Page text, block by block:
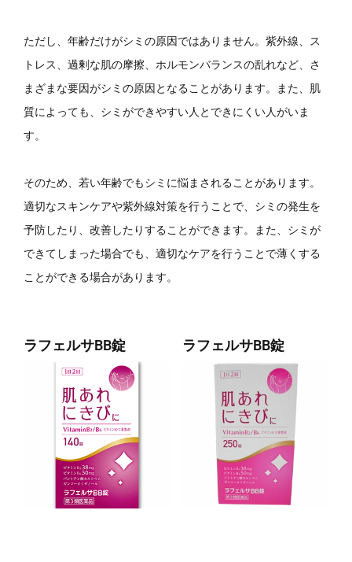
ただし、年齢だけがシミの原因ではありません。紫外線、ス
トレス、過剰な肌の摩擦、ホルモンバランスの乱れなど、さ
まざまな要因がシミの原因となることがあります。また、肌
質によっても、シミができやすい人とできにくい人がいま
す。
そのため、若い年齢でもシミに悩まされることがあります。
適切なスキンケアや紫外線対策を行うことで、シミの発生を
予防したり、改善したりすることができます。また、シミが
できてしまった場合でも、適切なケアを行うことで薄くする
ことができる場合があります。
ラフェルサBB錠 ラフェルサBB錠